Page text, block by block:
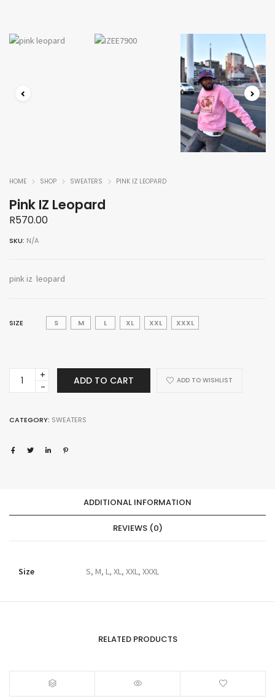
HOME SHOP SWEATERS PINK IZ LEOPARD
Pink IZ Leopard
R570.00
SKU: N/A
pink iz leopard
SIZE S M L XL XXL XXXL
Pink
ADD TO CART ADD TO WISHLIST
CATEGORY: SWEATERS
ADDITIONAL INFORMATION
REVIEWS (0)
Size S, M, L, XL, XXL, XXXL
RELATED PRODUCTS